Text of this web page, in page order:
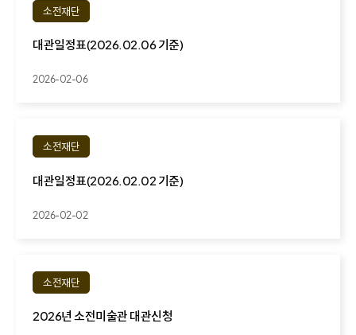
소전재단
대관일정표(2026.02.06 기준)
2026-02-06
소전재단
대관일정표(2026.02.02 기준)
2026-02-02
소전재단
2026년 소전미술관 대관신청